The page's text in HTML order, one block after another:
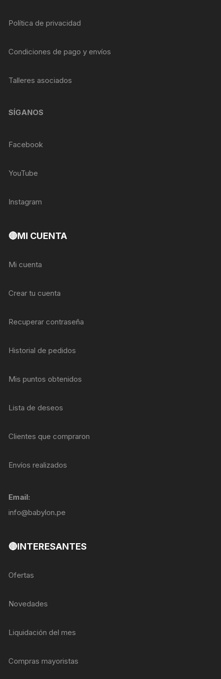
Política de privacidad
Condiciones de pago y envíos
Talleres asociados
SÍGANOS
Facebook
YouTube
Instagram
🔴MI CUENTA
Mi cuenta
Crear tu cuenta
Recuperar contraseña
Historial de pedidos
Mis puntos obtenidos
Lista de deseos
Clientes que compraron
Envíos realizados
Email:
info@babylon.pe
🔴INTERESANTES
Ofertas
Novedades
Liquidación del mes
Compras mayoristas